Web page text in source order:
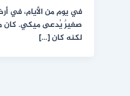
في يوم من الأيام، في
صغيرٌ يُدعى ميكي. كان
لكنه كان […]